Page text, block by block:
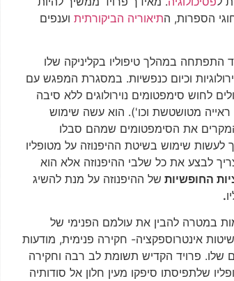
הספרות, התיאוריה הביקורתית וענפים
התפתחה במהלך טיפוליו בקליניקה שלו
וכיום כנפשיות. במסגרת המפגש עם
לחוש סימפטומים נוירולוגים ללא סיבה
ראייה מטושטשת וכו'). הוא עשה שימוש
את הסימפטומים שמהם סבלו
שימוש בשיטת ההיפנוזה על מטופליו
לבצע את כל שלבי ההיפנוזה אלא הוא
החופשיות של ההיפנוזה על מנת להשיג
.
במטרה להבין את עולמם הפנימי של
אינטרוספקציה- חקירה פנימית, מודעות
שלו. פרויד הקדיש תשומת לב רבה וחקירה
שלתפיסתו סיפקו מעין חלון אל סודותיה